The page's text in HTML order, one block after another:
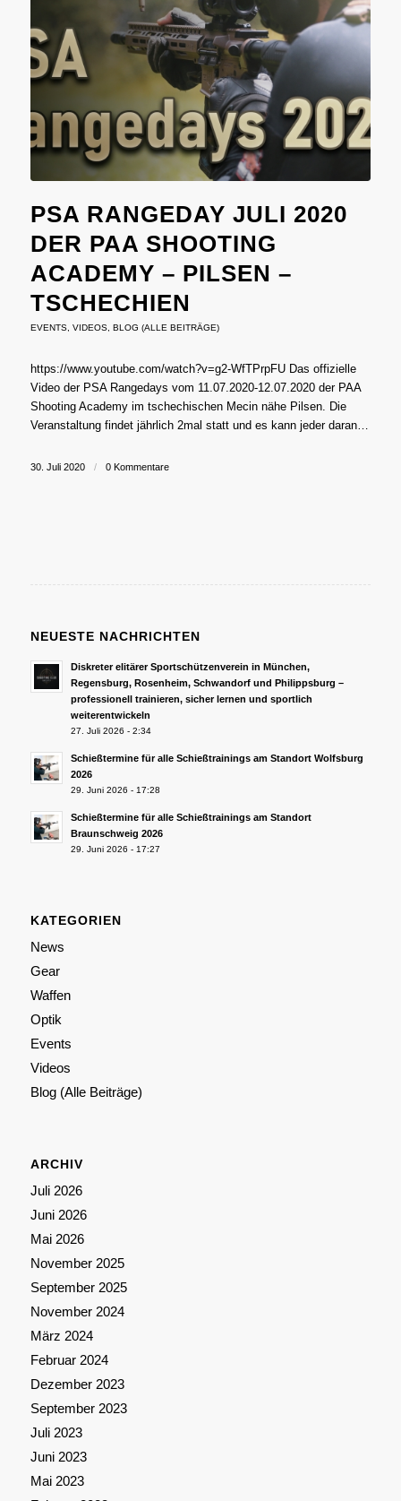
PSA RANGEDAY JULI 2020
DER PAA SHOOTING
ACADEMY – PILSEN –
TSCHECHIEN
EVENTS, VIDEOS, BLOG (ALLE BEITRÄGE)
https://www.youtube.com/watch?v=g2-WfTPrpFU Das offizielle
Video der PSA Rangedays vom 11.07.2020-12.07.2020 der PAA
Shooting Academy im tschechischen Mecin nähe Pilsen. Die
Veranstaltung findet jährlich 2mal statt und es kann jeder daran…
30. Juli 2020 / 0 Kommentare
NEUESTE NACHRICHTEN
Diskreter elitärer Sportschützenverein in München,
Regensburg, Rosenheim, Schwandorf und Philippsburg –
professionell trainieren, sicher lernen und sportlich
weiterentwickeln
27. Juli 2026 - 2:34
Schießtermine für alle Schießtrainings am Standort Wolfsburg
2026
29. Juni 2026 - 17:28
Schießtermine für alle Schießtrainings am Standort
Braunschweig 2026
29. Juni 2026 - 17:27
KATEGORIEN
News
Gear
Waffen
Optik
Events
Videos
Blog (Alle Beiträge)
ARCHIV
Juli 2026
Juni 2026
Mai 2026
November 2025
September 2025
November 2024
März 2024
Februar 2024
Dezember 2023
September 2023
Juli 2023
Juni 2023
Mai 2023